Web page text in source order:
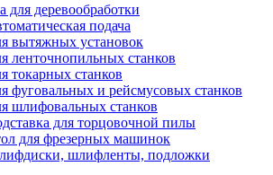
для деревообработки
подача
вытяжных установок
ленточнопильных станков
токарных станков
фуговальных и рейсмусовых станков
шлифовальных станков
для торцовочной пилы
для фрезерных машинок
шлифленты, подложки